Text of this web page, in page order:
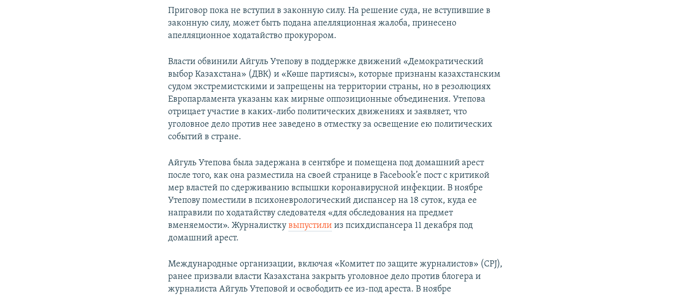
Приговор пока не вступил в законную силу. На решение суда, не вступившие в
законную силу, может быть подана апелляционная жалоба, принесено
апелляционное ходатайство прокурором.
Власти обвинили Айгуль Утепову в поддержке движений «Демократический
выбор Казахстана» (ДВК) и «Көше партиясы», которые признаны казахстанским
судом экстремистскими и запрещены на территории страны, но в резолюциях
Европарламента указаны как мирные оппозиционные объединения. Утепова
отрицает участие в каких-либо политических движениях и заявляет, что
уголовное дело против нее заведено в отместку за освещение ею политических
событий в стране.
Айгуль Утепова была задержана в сентябре и помещена под домашний арест
после того, как она разместила на своей странице в Facebook’e пост с критикой
мер властей по сдерживанию вспышки коронавирусной инфекции. В ноябре
Утепову поместили в психоневрологический диспансер на 18 суток, куда ее
направили по ходатайству следователя «для обследования на предмет
вменяемости». Журналисткувыпустили из психдиспансера 11 декабря под
домашний арест.
Международные организации, включая «Комитет по защите журналистов» (CPJ),
ранее призвали власти Казахстана закрыть уголовное дело против блогера и
журналиста Айгуль Утеповой и освободить ее из-под ареста. В ноябре